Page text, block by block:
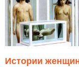
Истории